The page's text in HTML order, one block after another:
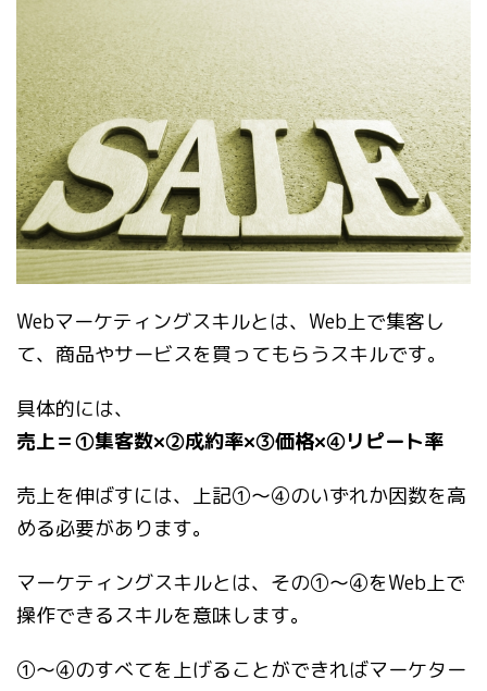
Webマーケティングスキルとは、Web上で集客し
て、商品やサービスを買ってもらうスキルです。
具体的には、
売上＝①集客数×②成約率×③価格×④リピート率
売上を伸ばすには、上記①～④のいずれか因数を高
める必要があります。
マーケティングスキルとは、その①～④をWeb上で
操作できるスキルを意味します。
①～④のすべてを上げることができればマーケター